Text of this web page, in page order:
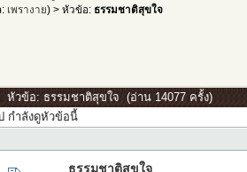
เพรางาย) > หัวข้อ: ธรรมชาติสุขใจ
หัวข้อ: ธรรมชาติสุขใจ (อ่าน 14077 ครั้ง)
กำลังดูหัวข้อนี้
ธรรมชาติสุขใจ